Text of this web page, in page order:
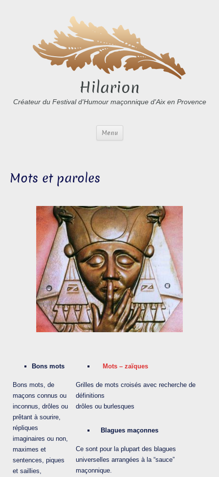
Hilarion
Créateur du Festival d'Humour maçonnique d'Aix en Provence
Menu
Mots et paroles
Bons mots
Bons mots, de
maçons connus ou
inconnus, drôles ou
prêtant à sourire,
répliques
imaginaires ou non,
maximes et
sentences, piques
et saillies,
Mots – zaïques
Grilles de mots croisés avec recherche de
définitions
drôles ou burlesques
Blagues maçonnes
Ce sont pour la plupart des blagues
universelles arrangées à la “sauce”
maçonnique.